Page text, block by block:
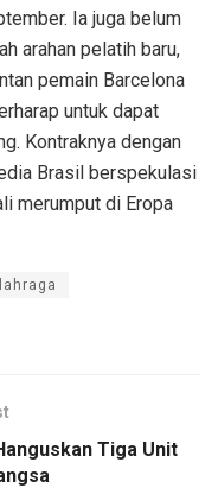
Ia juga belum
arahan pelatih baru,
pemain Barcelona
untuk dapat
Kontraknya dengan
Brasil berspekulasi
merumput di Eropa
Tiga Unit